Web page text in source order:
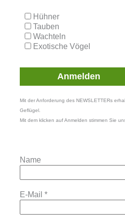
Hühner
Tauben
Wachteln
Exotische Vögel
Mit der Anforderung des NEWSLETTERs
Geflügel.
Mit dem klicken auf Anmelden stimmen Sie
Name
E-Mail *